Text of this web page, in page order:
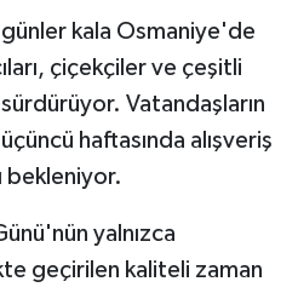
günler kala Osmaniye'de
çiçekçiler ve çeşitli
sürdürüyor. Vatandaşların
haftasında alışveriş
bekleniyor.
yalnızca
geçirilen kaliteli zaman